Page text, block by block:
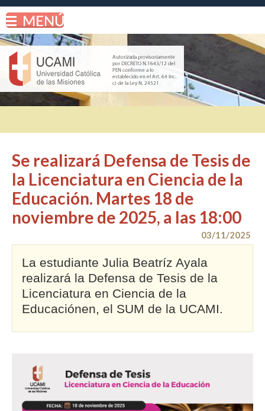
Se realizará Defensa de Tesis de
la Licenciatura en Ciencia de la
Educación. Martes 18 de
noviembre de 2025, a las 18:00
03/11/2025
La estudiante Julia Beatríz Ayala
realizará la Defensa de Tesis de la
Licenciatura en Ciencia de la
Educaciónen, el SUM de la UCAMI.